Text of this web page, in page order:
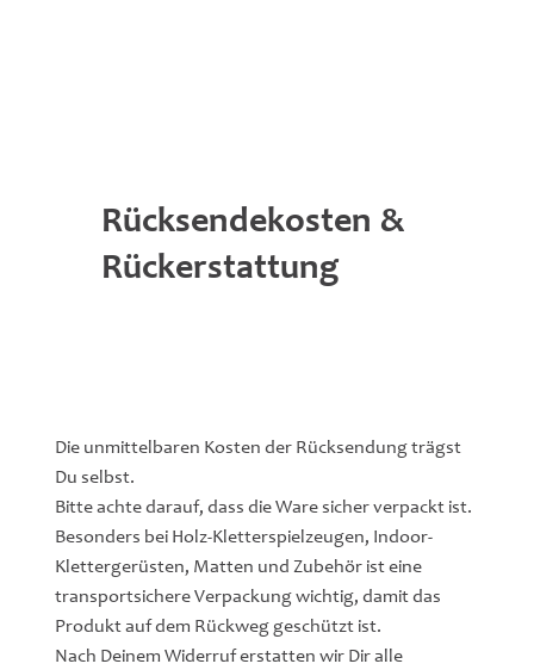
Rücksendekosten &
Rückerstattung
Die unmittelbaren Kosten der Rücksendung trägst
Du selbst.
Bitte achte darauf, dass die Ware sicher verpackt ist.
Besonders bei Holz-Kletterspielzeugen, Indoor-
Klettergerüsten, Matten und Zubehör ist eine
transportsichere Verpackung wichtig, damit das
Produkt auf dem Rückweg geschützt ist.
Nach Deinem Widerruf erstatten wir Dir alle